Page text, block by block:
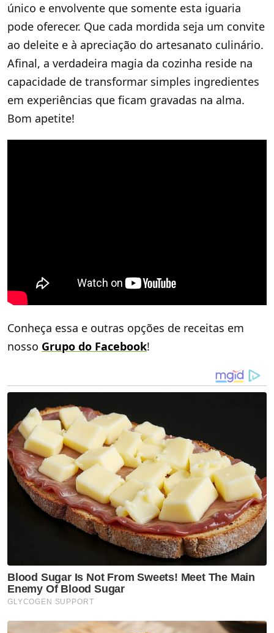
único e envolvente que somente esta iguaria
pode oferecer. Que cada mordida seja um convite
ao deleite e à apreciação do artesanato culinário.
Afinal, a verdadeira magia da cozinha reside na
capacidade de transformar simples ingredientes
em experiências que ficam gravadas na alma.
Bom apetite!
Conheça essa e outras opções de receitas em
nosso Grupo do Facebook!